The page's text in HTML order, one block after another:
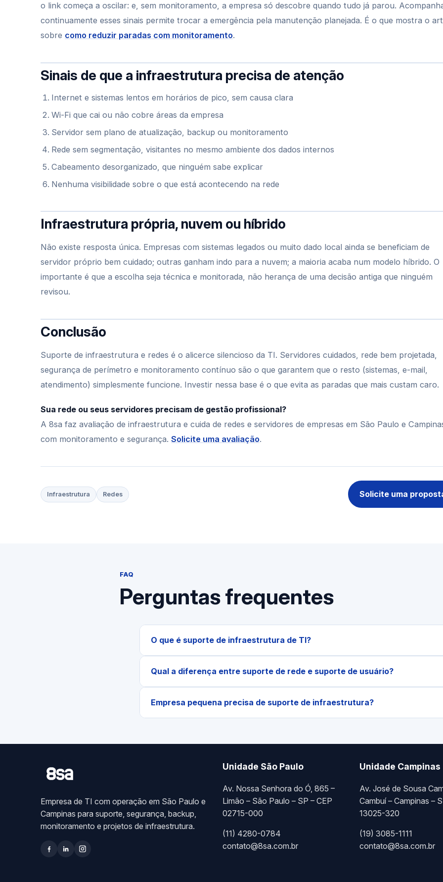
o link começa a oscilar: e, sem monitoramento, a empresa só descobre quando tudo já parou.
continuamente esses sinais permite trocar a emergência pela manutenção planejada. É o que mostra o
sobre como reduzir paradas com monitoramento.
Sinais de que a infraestrutura precisa de atenção
Internet e sistemas lentos em horários de pico, sem causa clara
Wi-Fi que cai ou não cobre áreas da empresa
Servidor sem plano de atualização, backup ou monitoramento
Rede sem segmentação, visitantes no mesmo ambiente dos dados internos
Cabeamento desorganizado, que ninguém sabe explicar
Nenhuma visibilidade sobre o que está acontecendo na rede
Infraestrutura própria, nuvem ou híbrido
Não existe resposta única. Empresas com sistemas legados ou muito dado local ainda se beneficiam de
servidor próprio bem cuidado; outras ganham indo para a nuvem; a maioria acaba num modelo híbrido. O
importante é que a escolha seja técnica e monitorada, não herança de uma decisão antiga que ninguém
revisou.
Conclusão
Suporte de infraestrutura e redes é o alicerce silencioso da TI. Servidores cuidados, rede bem projetada,
segurança de perímetro e monitoramento contínuo são o que garantem que o resto (sistemas, e-mail,
atendimento) simplesmente funcione. Investir nessa base é o que evita as paradas que mais custam caro.
Sua rede ou seus servidores precisam de gestão profissional?
A 8sa faz avaliação de infraestrutura e cuida de redes e servidores de empresas em São Paulo e
com monitoramento e segurança. Solicite uma avaliação.
Infraestrutura Redes Solicite uma
FAQ
Perguntas frequentes
O que é suporte de infraestrutura de TI?
Qual a diferença entre suporte de rede e suporte de usuário?
Empresa pequena precisa de suporte de infraestrutura?
Empresa de TI com operação em São Paulo e
Campinas para suporte, segurança, backup,
monitoramento e projetos de infraestrutura.
Unidade São Paulo
Av. Nossa Senhora do Ó, 865 –
Limão – São Paulo – SP – CEP
02715-000
(11) 4280-0784
contato@8sa.com.br
Unidade Campinas
Av. José de Sousa
Cambuí – Campinas –
13025-320
(19) 3085-1111
contato@8sa.com.br